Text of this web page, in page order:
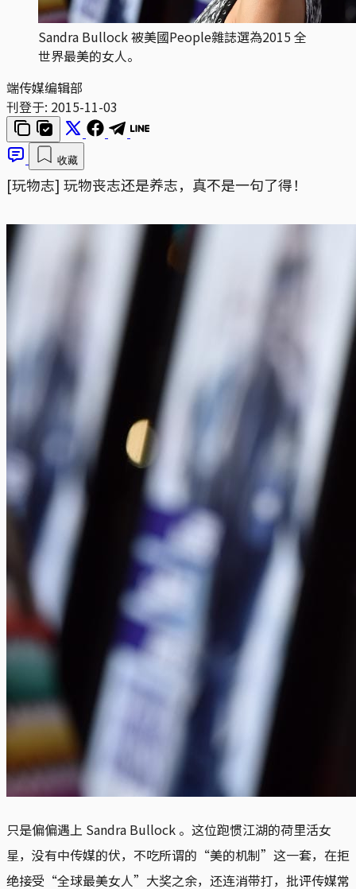
Sandra Bullock 被美國People雜誌選為2015 全
世界最美的女人。
端传媒编辑部
刊登于: 2015-11-03
收藏
[玩物志] 玩物丧志还是养志，真不是一句了得！
只是偏偏遇上 Sandra Bullock 。这位跑惯江湖的荷里活女
星，没有中传媒的伏，不吃所谓的“美的机制”这一套，在拒
绝接受“全球最美女人”大奖之余，还连消带打，批评传媒常